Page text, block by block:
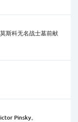
斯科无名战士墓前献
Pinsky。